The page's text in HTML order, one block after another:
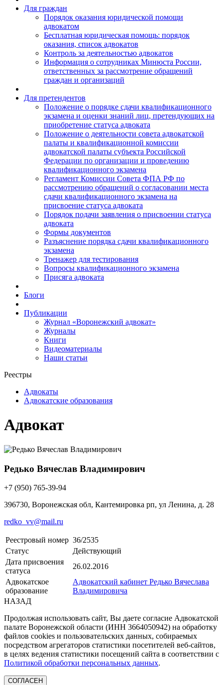
Для граждан
Порядок оказания юридической помощи
адвокатом
Бесплатная юридическая помощь: порядок
оказания, список адвокатов
Контроль за деятельностью адвокатов
Информация о сотрудниках Минюста России,
ответственных за рассмотрение обращений
граждан и организаций
Для претендентов
Положение о порядке сдачи квалификационного
экзамена и оценки знаний лиц, претендующих на
приобретение статуса адвоката
Положение о деятельности совета адвокатской
палаты и квалификационной комиссии
адвокатской палаты субъекта Российской
Федерации по организации и проведению
квалификационного экзамена
Регламент Комиссии Совета ФПА РФ по
рассмотрению обращений о согласовании места
сдачи квалификационного экзамена на
присвоение статуса адвоката
Порядок подачи заявления о присвоении статуса
адвоката
Формы документов
Разъяснение порядка сдачи квалификационного
экзамена
Тренажер для тестирования
Вопросы квалификационного экзамена
Присяга адвоката
Блоги
Публикации
Журнал «Воронежский адвокат»
Журналы
Книги
Видеоматериалы
Наши статьи
Реестры
Адвокаты
Адвокатские образования
Адвокат
Редько Вячеслав Владимирович
+7 (950) 765-39-94
396730, Воронежская обл, Кантемировка рп, ул Ленина, д. 28
redko_vv@mail.ru
Реестровый номер 36/2535
Статус
Действующий
Дата присвоения
статуса
26.02.2016
Адвокатское
образование
Адвокатский кабинет Редько Вячеслава
Владимировича
НАЗАД
Продолжая использовать сайт, Вы даете согласие Адвокатской
палате Воронежской области (ИНН 3664050942) на обработку
файлов cookies и пользовательских данных, собираемых
посредством агрегаторов статистики посетителей веб-сайтов,
в целях ведения статистики посещений сайта в соответствии с
Политикой обработки персональных данных.
СОГЛАСЕН